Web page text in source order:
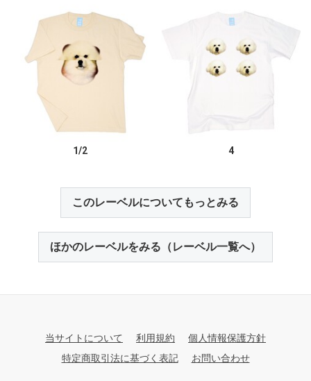
1/2 4
このレーベルについてもっとみる
ほかのレーベルをみる（レーベル一覧へ）
当サイトについて 利用規約
個人情報保護方針
特定商取引法に基づく表記
お問い合わせ